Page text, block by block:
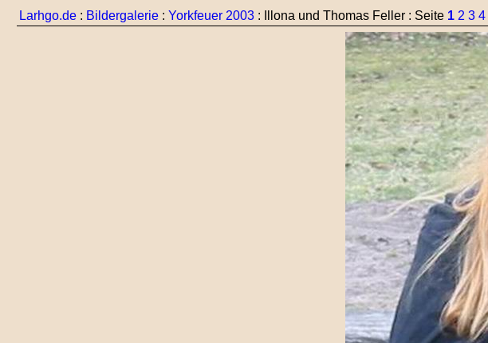
Larhgo.de: Bildergalerie: Yorkfeuer 2003: Illona und Thomas Feller : Seite 1 2 3 4